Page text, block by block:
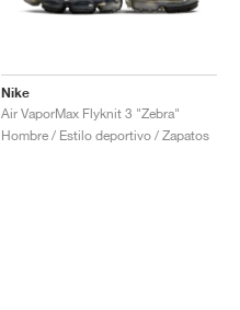
Nike
Air VaporMax Flyknit 3 "Zebra"
Hombre / Estilo deportivo / Zapatos